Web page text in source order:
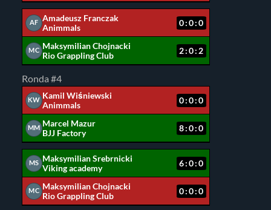
AF Amadeusz Franczak
Animmals
0:0:0
MC Maksymilian Chojnacki
Rio Grappling Club
2:0:2
Ronda #4
KW Kamil Wiśniewski
Animmals
0:0:0
MM Marcel Mazur
BJJ Factory
8:0:0
MS Maksymilian Srebrnicki
Viking academy
6:0:0
MC Maksymilian Chojnacki
Rio Grappling Club
0:0:0